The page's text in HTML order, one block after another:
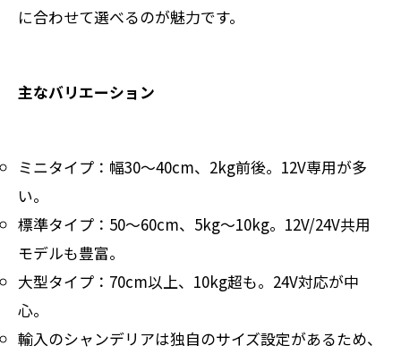
に合わせて選べるのが魅力です。
主なバリエーション
ミニタイプ：幅30～40cm、2kg前後。12V専用が多
い。
標準タイプ：50～60cm、5kg～10kg。12V/24V共用
モデルも豊富。
大型タイプ：70cm以上、10kg超も。24V対応が中
心。
輸入のシャンデリアは独自のサイズ設定があるため、